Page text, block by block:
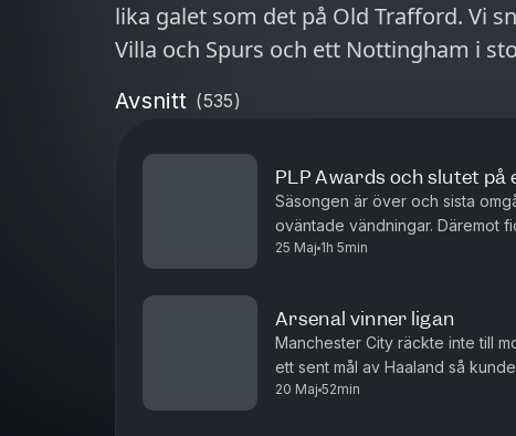
lika galet som det på Old Trafford. Vi
Villa och Spurs och ett Nottingham i
Avsnitt (535)
PLP Awards och slutet på
Säsongen är över och sista
oväntade vändningar. Däremot
ut säsongens bästa elva, listar
25 Maj 1h 5min
Arsenal vinner ligan
Manchester City räckte inte till
ett sent mål av Haaland så
omgång kvar. För ärkerivalen
20 Maj 52min